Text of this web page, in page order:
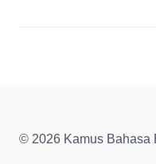
© 2026 Kamus Bahasa